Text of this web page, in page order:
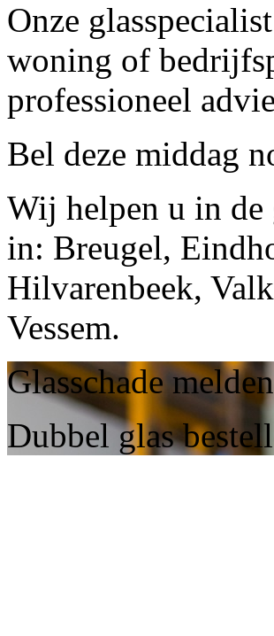
Onze
woning of
professioneel
Bel deze middag
Wij helpen u in de
in: Breugel,
Hilvarenbeek,
Vessem.
Glasschade
Dubbel glas